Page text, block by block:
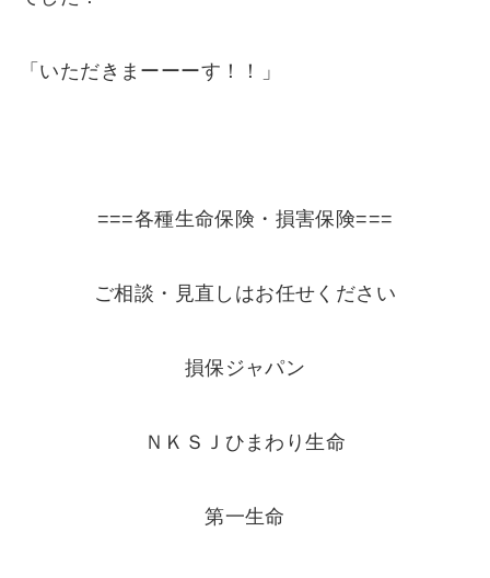
「いただきまーーーす！！」
===各種生命保険・損害保険===
ご相談・見直しはお任せください
損保ジャパン
ＮＫＳＪひまわり生命
第一生命